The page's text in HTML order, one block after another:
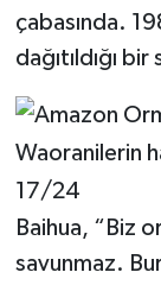
çabasında.
dağıtıldığı
17/24
Baihua, “Biz
savunmaz.